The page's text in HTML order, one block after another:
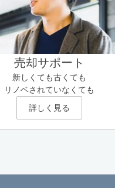
売却サポート
新しくても古くても
リノベされていなくても
詳しく見る